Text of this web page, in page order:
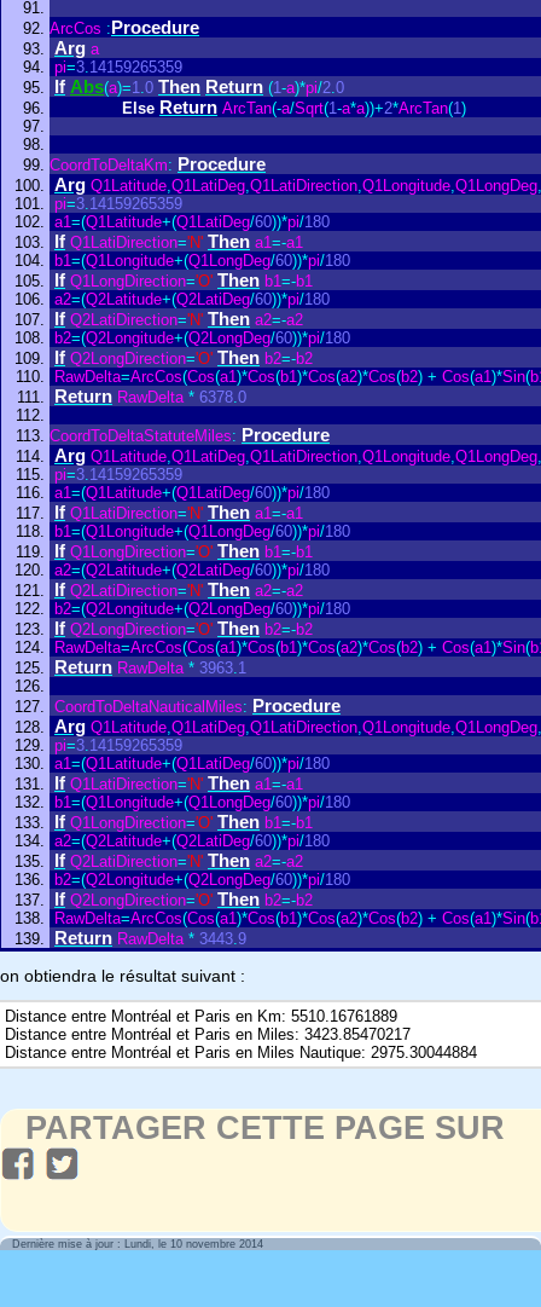
ArcCos :Procedure
Arg a
pi=3.14159265359
If Abs(a)=1.0 Then Return (1-a)*pi/2.0
Else Return ArcTan(-a/Sqrt(1-a*a))+2*ArcTan(1)
CoordToDeltaKm: Procedure
Arg Q1Latitude,Q1LatiDeg,Q1LatiDirection,Q1Longitude,Q1LongDeg,
pi=3.14159265359
a1=(Q1Latitude+(Q1LatiDeg/60))*pi/180
If Q1LatiDirection='N' Then a1=-a1
b1=(Q1Longitude+(Q1LongDeg/60))*pi/180
If Q1LongDirection='O' Then b1=-b1
a2=(Q2Latitude+(Q2LatiDeg/60))*pi/180
If Q2LatiDirection='N' Then a2=-a2
b2=(Q2Longitude+(Q2LongDeg/60))*pi/180
If Q2LongDirection='O' Then b2=-b2
RawDelta=ArcCos(Cos(a1)*Cos(b1)*Cos(a2)*Cos(b2) + Cos(a1)*Sin(
Return RawDelta * 6378.0
CoordToDeltaStatuteMiles: Procedure
Arg Q1Latitude,Q1LatiDeg,Q1LatiDirection,Q1Longitude,Q1LongDeg,
pi=3.14159265359
a1=(Q1Latitude+(Q1LatiDeg/60))*pi/180
If Q1LatiDirection='N' Then a1=-a1
b1=(Q1Longitude+(Q1LongDeg/60))*pi/180
If Q1LongDirection='O' Then b1=-b1
a2=(Q2Latitude+(Q2LatiDeg/60))*pi/180
If Q2LatiDirection='N' Then a2=-a2
b2=(Q2Longitude+(Q2LongDeg/60))*pi/180
If Q2LongDirection='O' Then b2=-b2
RawDelta=ArcCos(Cos(a1)*Cos(b1)*Cos(a2)*Cos(b2) + Cos(a1)*Sin(
Return RawDelta * 3963.1
CoordToDeltaNauticalMiles: Procedure
Arg Q1Latitude,Q1LatiDeg,Q1LatiDirection,Q1Longitude,Q1LongDeg,
pi=3.14159265359
a1=(Q1Latitude+(Q1LatiDeg/60))*pi/180
If Q1LatiDirection='N' Then a1=-a1
b1=(Q1Longitude+(Q1LongDeg/60))*pi/180
If Q1LongDirection='O' Then b1=-b1
a2=(Q2Latitude+(Q2LatiDeg/60))*pi/180
If Q2LatiDirection='N' Then a2=-a2
b2=(Q2Longitude+(Q2LongDeg/60))*pi/180
If Q2LongDirection='O' Then b2=-b2
RawDelta=ArcCos(Cos(a1)*Cos(b1)*Cos(a2)*Cos(b2) + Cos(a1)*Sin(
Return RawDelta * 3443.9
on obtiendra le résultat suivant :
Distance entre Montréal et Paris en Km: 5510.16761889
Distance entre Montréal et Paris en Miles: 3423.85470217
Distance entre Montréal et Paris en Miles Nautique: 2975.30044884
PARTAGER CETTE PAGE SUR
Dernière mise à jour : Lundi, le 10 novembre 2014